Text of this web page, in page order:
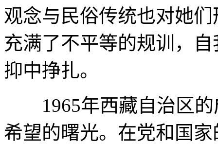
观念与民俗传统也对她
充满了不平等的规训，
抑中挣扎。
1965年西藏自治区的
希望的曙光。在党和国